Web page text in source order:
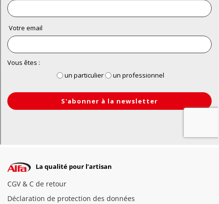
La qualité pour l’artisan
CGV & C de retour
Déclaration de protection des données